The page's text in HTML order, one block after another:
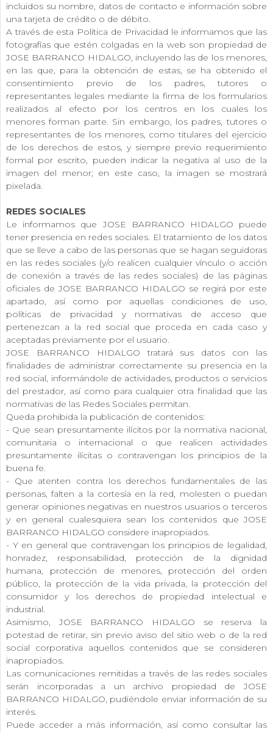
incluidos su nombre, datos de contacto e información sobre
una tarjeta de crédito o de débito.
A través de esta Política de Privacidad le informamos que las
fotografías que estén colgadas en la web son propiedad de
JOSE BARRANCO HIDALGO, incluyendo las de los menores,
en las que, para la obtención de estas, se ha obtenido el
consentimiento previo de los padres, tutores o
representantes legales mediante la firma de los formularios
realizados al efecto por los centros en los cuales los
menores forman parte. Sin embargo, los padres, tutores o
representantes de los menores, como titulares del ejercicio
de los derechos de estos, y siempre previo requerimiento
formal por escrito, pueden indicar la negativa al uso de la
imagen del menor; en este caso, la imagen se mostrará
pixelada.
REDES SOCIALES
Le informamos que JOSE BARRANCO HIDALGO puede
tener presencia en redes sociales. El tratamiento de los datos
que se lleve a cabo de las personas que se hagan seguidoras
en las redes sociales (y/o realicen cualquier vínculo o acción
de conexión a través de las redes sociales) de las páginas
oficiales de JOSE BARRANCO HIDALGO se regirá por este
apartado, así como por aquellas condiciones de uso,
políticas de privacidad y normativas de acceso que
pertenezcan a la red social que proceda en cada caso y
aceptadas previamente por el usuario.
JOSE BARRANCO HIDALGO tratará sus datos con las
finalidades de administrar correctamente su presencia en la
red social, informándole de actividades, productos o servicios
del prestador, así como para cualquier otra finalidad que las
normativas de las Redes Sociales permitan.
Queda prohibida la publicación de contenidos:
- Que sean presuntamente ilícitos por la normativa nacional,
comunitaria o internacional o que realicen actividades
presuntamente ilícitas o contravengan los principios de la
buena fe.
- Que atenten contra los derechos fundamentales de las
personas, falten a la cortesía en la red, molesten o puedan
generar opiniones negativas en nuestros usuarios o terceros
y en general cualesquiera sean los contenidos que JOSE
BARRANCO HIDALGO considere inapropiados.
- Y en general que contravengan los principios de legalidad,
honradez, responsabilidad, protección de la dignidad
humana, protección de menores, protección del orden
público, la protección de la vida privada, la protección del
consumidor y los derechos de propiedad intelectual e
industrial.
Asimismo, JOSE BARRANCO HIDALGO se reserva la
potestad de retirar, sin previo aviso del sitio web o de la red
social corporativa aquellos contenidos que se consideren
inapropiados.
Las comunicaciones remitidas a través de las redes sociales
serán incorporadas a un archivo propiedad de JOSE
BARRANCO HIDALGO, pudiéndole enviar información de su
interés.
Puede acceder a más información, así como consultar las